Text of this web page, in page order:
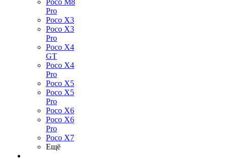
Poco M8
Pro
Poco X3
Poco X3
Pro
Poco X4
GT
Poco X4
Pro
Poco X5
Poco X5
Pro
Poco X6
Poco X6
Pro
Poco X7
Ещё